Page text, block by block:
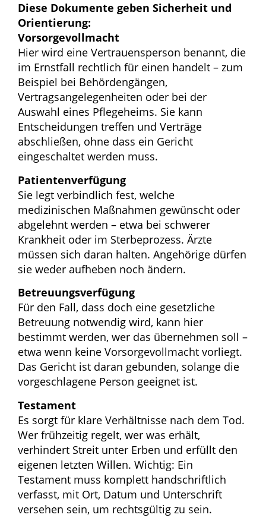
Diese Dokumente geben Sicherheit und
Orientierung:
Vorsorgevollmacht
Hier wird eine Vertrauensperson benannt, die
im Ernstfall rechtlich für einen handelt – zum
Beispiel bei Behördengängen,
Vertragsangelegenheiten oder bei der
Auswahl eines Pflegeheims. Sie kann
Entscheidungen treffen und Verträge
abschließen, ohne dass ein Gericht
eingeschaltet werden muss.
Patientenverfügung
Sie legt verbindlich fest, welche
medizinischen Maßnahmen gewünscht oder
abgelehnt werden – etwa bei schwerer
Krankheit oder im Sterbeprozess. Ärzte
müssen sich daran halten. Angehörige dürfen
sie weder aufheben noch ändern.
Betreuungsverfügung
Für den Fall, dass doch eine gesetzliche
Betreuung notwendig wird, kann hier
bestimmt werden, wer das übernehmen soll –
etwa wenn keine Vorsorgevollmacht vorliegt.
Das Gericht ist daran gebunden, solange die
vorgeschlagene Person geeignet ist.
Testament
Es sorgt für klare Verhältnisse nach dem Tod.
Wer frühzeitig regelt, wer was erhält,
verhindert Streit unter Erben und erfüllt den
eigenen letzten Willen. Wichtig: Ein
Testament muss komplett handschriftlich
verfasst, mit Ort, Datum und Unterschrift
versehen sein, um rechtsgültig zu sein.